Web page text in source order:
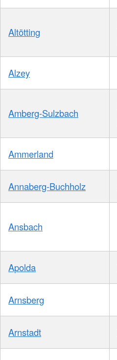
Altötting
Alzey
Amberg-Sulzbach
Ammerland
Annaberg-Buchholz
Ansbach
Apolda
Arnsberg
Arnstadt